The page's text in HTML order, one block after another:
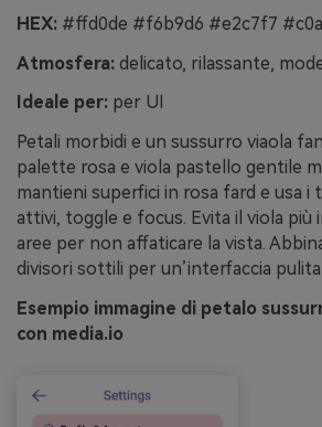
HEX: #ffd0de #f6b9d6 #e2c7f7
Atmosfera: delicato, rilassante,
Ideale per: per UI
Petali morbidi e un sussurro viaola
palette rosa e viola pastello gentile
mantieni superfici in rosa fard e usa i
attivi, toggle e focus. Evita il viola più
aree per non affaticare la vista.
divisori sottili per un’interfaccia pulita
Esempio immagine di petalo
con media.io